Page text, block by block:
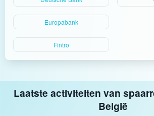
Europabank
Fintro
Laatste activiteiten van
België